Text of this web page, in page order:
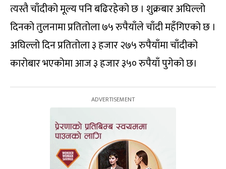
त्यस्तै चाँदीको मूल्य पनि बढिरहेको छ । शुक्रबार अघिल्लो
दिनको तुलनामा प्रतितोला ७५ रुपैयाँले चाँदी महँगिएको छ ।
अघिल्लो दिन प्रतितोला ३ हजार २७५ रुपैयाँमा चाँदीको
कारोबार भएकोमा आज ३ हजार ३५० रुपैयाँ पुगेको छ।